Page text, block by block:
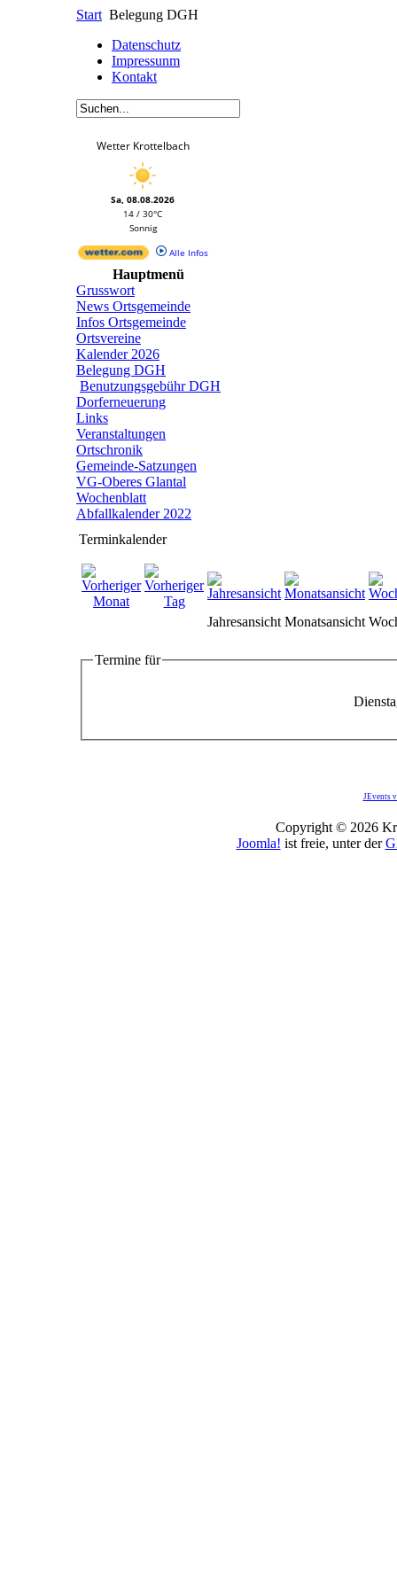
Start Belegung DGH
Datenschutz
Impressunm
Kontakt
Wetter Krottelbach
Sa, 08.08.2026
14 / 30°C
Sonnig
Alle Infos
Hauptmenü
Grusswort
News Ortsgemeinde
Infos Ortsgemeinde
Ortsvereine
Kalender 2026
Belegung DGH
Benutzungsgebühr DGH
Dorferneuerung
Links
Veranstaltungen
Ortschronik
Gemeinde-Satzungen
VG-Oberes Glantal
Wochenblatt
Abfallkalender 2022
Terminkalender
Jahresansicht Monatsansicht
Termine für
JEvents
Copyright © 2026
Joomla! ist freie, unter der